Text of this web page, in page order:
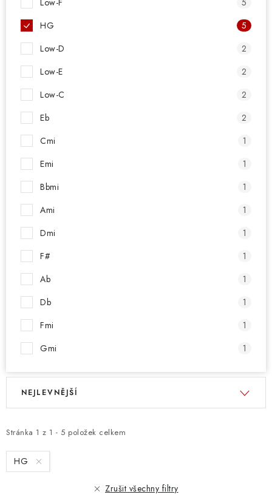
Low-F
5
HG
5
Low-D
2
Low-E
2
Low-C
2
Eb
2
Cmi
1
Emi
1
Bbmi
1
Ami
1
Dmi
1
F#
1
Ab
1
Db
1
Fmi
1
Gmi
1
V
i
s
p
Stránka 1 z 1 - 5 položek celkem
Ř
e
n
í
NEJLEVNĚJŠÍ
HG
Zrušit všechny filtry